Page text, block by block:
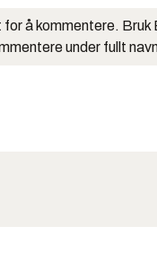
å kommentere. Bruk
under fullt